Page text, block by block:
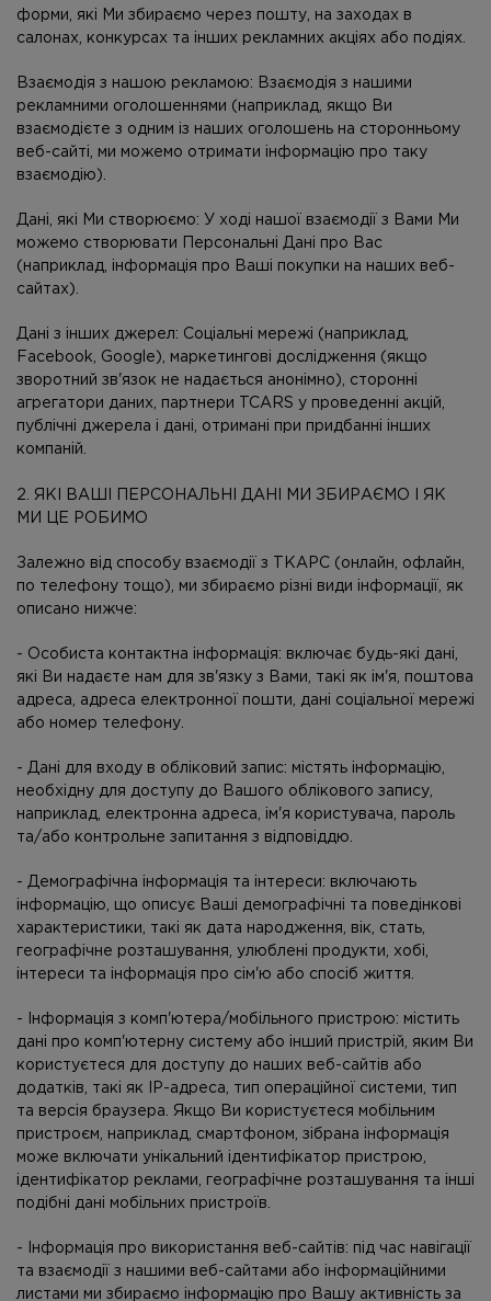
форми, які Ми збираємо через пошту, на заходах в
салонах, конкурсах та інших рекламних акціях або подіях.
Взаємодія з нашою рекламою: Взаємодія з нашими
рекламними оголошеннями (наприклад, якщо Ви
взаємодієте з одним із наших оголошень на сторонньому
веб-сайті, ми можемо отримати інформацію про таку
взаємодію).
Дані, які Ми створюємо: У ході нашої взаємодії з Вами Ми
можемо створювати Персональні Дані про Вас
(наприклад, інформація про Ваші покупки на наших веб-
сайтах).
Дані з інших джерел: Соціальні мережі (наприклад,
Facebook, Google), маркетингові дослідження (якщо
зворотний зв'язок не надається анонімно), сторонні
агрегатори даних, партнери TCARS у проведенні акцій,
публічні джерела і дані, отримані при придбанні інших
компаній.
2. ЯКІ ВАШІ ПЕРСОНАЛЬНІ ДАНІ МИ ЗБИРАЄМО І ЯК
МИ ЦЕ РОБИМО
Залежно від способу взаємодії з ТКАРС (онлайн, офлайн,
по телефону тощо), ми збираємо різні види інформації, як
описано нижче:
- Особиста контактна інформація: включає будь-які дані,
які Ви надаєте нам для зв'язку з Вами, такі як ім'я, поштова
адреса, адреса електронної пошти, дані соціальної мережі
або номер телефону.
- Дані для входу в обліковий запис: містять інформацію,
необхідну для доступу до Вашого облікового запису,
наприклад, електронна адреса, ім'я користувача, пароль
та/або контрольне запитання з відповіддю.
- Демографічна інформація та інтереси: включають
інформацію, що описує Ваші демографічні та поведінкові
характеристики, такі як дата народження, вік, стать,
географічне розташування, улюблені продукти, хобі,
інтереси та інформація про сім'ю або спосіб життя.
- Інформація з комп'ютера/мобільного пристрою: містить
дані про комп'ютерну систему або інший пристрій, яким Ви
користуєтеся для доступу до наших веб-сайтів або
додатків, такі як IP-адреса, тип операційної системи, тип
та версія браузера. Якщо Ви користуєтеся мобільним
пристроєм, наприклад, смартфоном, зібрана інформація
може включати унікальний ідентифікатор пристрою,
ідентифікатор реклами, географічне розташування та інші
подібні дані мобільних пристроїв.
- Інформація про використання веб-сайтів: під час навігації
та взаємодії з нашими веб-сайтами або інформаційними
листами ми збираємо інформацію про Вашу активність за